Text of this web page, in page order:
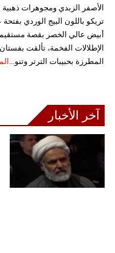
الأصفر الزبدي ومجوهرات
تريكو باللون البيج الوردي
أبيض عالي الخصر بقصة
الإطلالات الفخمة، تألقت
المطرزة بحبيبات الترتر وتنو...
آخر الأخبار